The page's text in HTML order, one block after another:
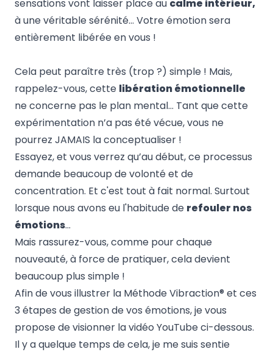
sensations vont laisser place au calme intérieur,
à une véritable sérénité… Votre émotion sera
entièrement libérée en vous !
Cela peut paraître très (trop ?) simple ! Mais,
rappelez-vous, cette libération émotionnelle
ne concerne pas le plan mental… Tant que cette
expérimentation n’a pas été vécue, vous ne
pourrez JAMAIS la conceptualiser !
Essayez, et vous verrez qu’au début, ce processus
demande beaucoup de volonté et de
concentration. Et c'est tout à fait normal. Surtout
lorsque nous avons eu l'habitude de refouler nos
émotions…
Mais rassurez-vous, comme pour chaque
nouveauté, à force de pratiquer, cela devient
beaucoup plus simple !
Afin de vous illustrer la Méthode Vibraction® et ces
3 étapes de gestion de vos émotions, je vous
propose de visionner la vidéo YouTubeci-dessous.
Il y a quelque temps de cela, je me suis sentie